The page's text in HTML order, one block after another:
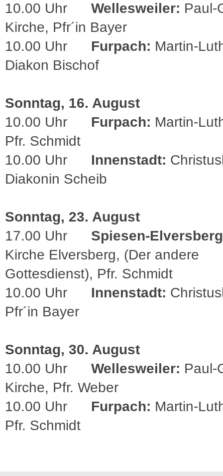
10.00 Uhr Wellesweiler: Paul-
Kirche, Pfr´in Bayer
10.00 Uhr Furpach: Martin-
Diakon Bischof
Sonntag, 16. August
10.00 Uhr Furpach: Martin-
Pfr. Schmidt
10.00 Uhr Innenstadt:
Diakonin Scheib
Sonntag, 23. August
17.00 Uhr Spiesen-
Kirche Elversberg, (Der andere
Gottesdienst), Pfr. Schmidt
10.00 Uhr Innenstadt:
Pfr´in Bayer
Sonntag, 30. August
10.00 Uhr Wellesweiler: Paul-
Kirche, Pfr. Weber
10.00 Uhr Furpach: Martin-
Pfr. Schmidt